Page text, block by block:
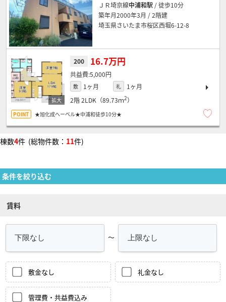
ＪＲ埼京線中浦和駅 / 徒歩10分
築年月2000年3月 / 2階建
埼玉県さいたま市桜区西堀6-12-8
200 16.7万円
5,000円
敷 1ヶ月 礼
1ヶ月
2階2LDK（89.73ｍ2）
★旭化成へーベル★中浦和徒歩10分★
棟数4件 (総物件数： 11件)
条件を絞り込む
賃料
～
敷金なし 礼金なし
管理費・共益費込み